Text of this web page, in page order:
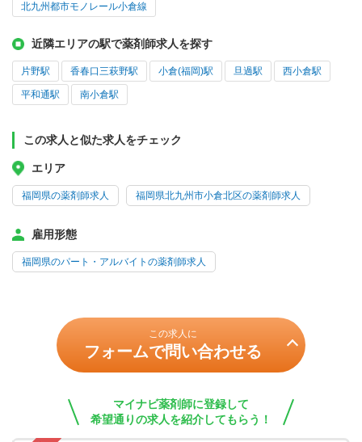
北九州都市モノレール小倉線
近隣エリアの駅で薬剤師求人を探す
片野駅 香春口三萩野駅 小倉(福岡)駅 旦過駅 西小倉駅
平和通駅 南小倉駅
この求人と似た求人をチェック
エリア
福岡県の薬剤師求人 福岡県北九州市小倉北区の薬剤師求人
雇用形態
福岡県のパート・アルバイトの薬剤師求人
この求人に
フォームで問い合わせる
マイナビ薬剤師に登録して
希望通りの求人を紹介してもらう！